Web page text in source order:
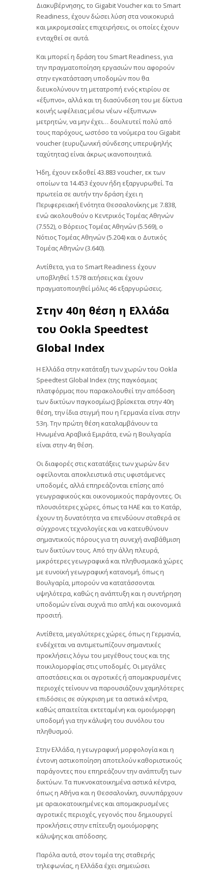
Διακυβέρνησης, το Gigabit Voucher και το Smart
Readiness, έχουν δώσει λύση στα νοικοκυριά
και μικρομεσαίες επιχειρήσεις, οι οποίες έχουν
ενταχθεί σε αυτά.
Και μπορεί η δράση του Smart Readiness, για
την πραγματοποίηση εργασιών που αφορούν
στην εγκατάσταση υποδομών που θα
διευκολύνουν τη μετατροπή ενός κτιρίου σε
«έξυπνο», αλλά και τη διασύνδεση του με δίκτυα
κοινής ωφέλειας μέσω νέων «έξυπνων»
μετρητών, να μην έχει… δουλευτεί πολύ από
τους παρόχους, ωστόσο τα νούμερα του Gigabit
voucher (ευρυζωνική σύνδεσης υπερυψηλής
ταχύτητας) είναι άκρως ικανοποιητικά.
Ήδη, έχουν εκδοθεί 43.883 voucher, εκ των
οποίων τα 14.453 έχουν ήδη εξαργυρωθεί. Τα
πρωτεία σε αυτήν την δράση έχει η
Περιφερειακή Ενότητα Θεσσαλονίκης με 7.838,
ενώ ακολουθούν ο Κεντρικός Τομέας Αθηνών
(7.552), ο Βόρειος Τομέας Αθηνών (5.569), ο
Νότιος Τομέας Αθηνών (5.204) και ο Δυτικός
Τομέας Αθηνών (3.640).
Αντίθετα, για το Smart Readiness έχουν
υποβληθεί 1.578 αιτήσεις και έχουν
πραγματοποιηθεί μόλις 46 εξαργυρώσεις.
Στην 40η θέση η Ελλάδα
του Ookla Speedtest
Global Index
Η Ελλάδα στην κατάταξη των χωρών του Ookla
Speedtest Global Index (της παγκόσμιας
πλατφόρμας που παρακολουθεί την απόδοση
των δικτύων παγκοσμίως) βρίσκεται στην 40η
θέση, την ίδια στιγμή που η Γερμανία είναι στην
53η. Την πρώτη θέση καταλαμβάνουν τα
Ηνωμένα Αραβικά Εμιράτα, ενώ η Βουλγαρία
είναι στην 4η θέση.
Οι διαφορές στις κατατάξεις των χωρών δεν
οφείλονται αποκλειστικά στις υφιστάμενες
υποδομές, αλλά επηρεάζονται επίσης από
γεωγραφικούς και οικονομικούς παράγοντες. Οι
πλουσιότερες χώρες, όπως τα ΗΑΕ και το Κατάρ,
έχουν τη δυνατότητα να επενδύουν σταθερά σε
σύγχρονες τεχνολογίες και να κατευθύνουν
σημαντικούς πόρους για τη συνεχή αναβάθμιση
των δικτύων τους. Από την άλλη πλευρά,
μικρότερες γεωγραφικά και πληθυσμιακά χώρες
με ευνοϊκή γεωγραφική κατανομή, όπως η
Βουλγαρία, μπορούν να κατατάσσονται
υψηλότερα, καθώς η ανάπτυξη και η συντήρηση
υποδομών είναι συχνά πιο απλή και οικονομικά
προσιτή.
Αντίθετα, μεγαλύτερες χώρες, όπως η Γερμανία,
ενδέχεται να αντιμετωπίζουν σημαντικές
προκλήσεις λόγω του μεγέθους τους και της
ποικιλομορφίας στις υποδομές. Οι μεγάλες
αποστάσεις και οι αγροτικές ή απομακρυσμένες
περιοχές τείνουν να παρουσιάζουν χαμηλότερες
επιδόσεις σε σύγκριση με τα αστικά κέντρα,
καθώς απαιτείται εκτεταμένη και ομοιόμορφη
υποδομή για την κάλυψη του συνόλου του
πληθυσμού.
Στην Ελλάδα, η γεωγραφική μορφολογία και η
έντονη αστικοποίηση αποτελούν καθοριστικούς
παράγοντες που επηρεάζουν την ανάπτυξη των
δικτύων. Τα πυκνοκατοικημένα αστικά κέντρα,
όπως η Αθήνα και η Θεσσαλονίκη, συνυπάρχουν
με αραιοκατοικημένες και απομακρυσμένες
αγροτικές περιοχές, γεγονός που δημιουργεί
προκλήσεις στην επίτευξη ομοιόμορφης
κάλυψης και απόδοσης.
Παρόλα αυτά, στον τομέα της σταθερής
τηλεφωνίας, η Ελλάδα έχει σημειώσει